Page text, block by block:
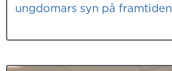
ungdomars syn på framtiden